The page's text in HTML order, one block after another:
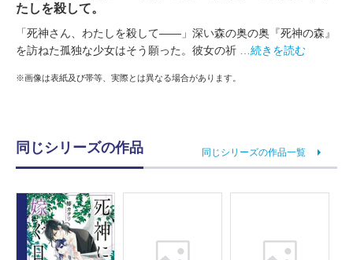
たしを殺して。
「死神さん、わたしを殺して――」深い森の奥の奥『死神の森』
を訪ねた孤独な少女はそう願った。彼女の祈
…続きを読む
※画像は表紙及び帯等、実際とは異なる場合があります。
同じシリーズの作品 同じシリーズの作品一覧